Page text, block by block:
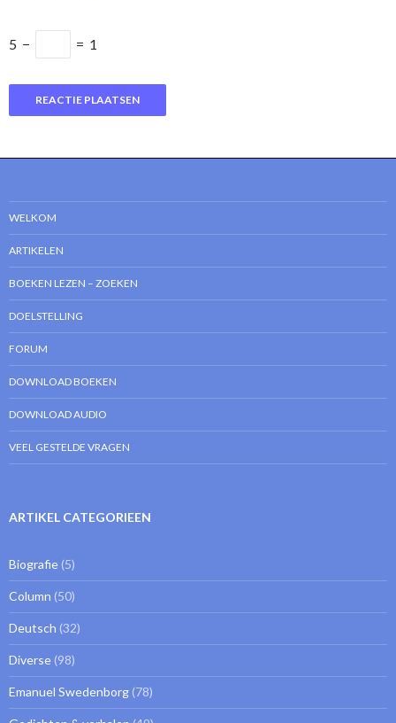
5 − = 1
WELKOM
ARTIKELEN
BOEKEN LEZEN – ZOEKEN
DOELSTELLING
FORUM
DOWNLOAD BOEKEN
DOWNLOAD AUDIO
VEEL GESTELDE VRAGEN
ARTIKEL CATEGORIEEN
Biografie (5)
Column (50)
Deutsch (32)
Diverse (98)
Emanuel Swedenborg (78)